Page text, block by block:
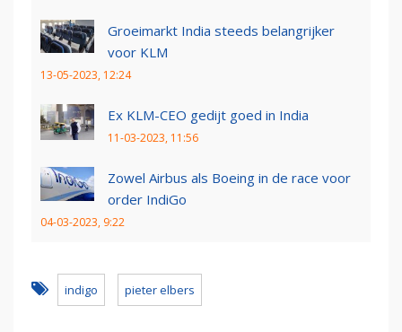
Groeimarkt India steeds belangrijker
voor KLM
13-05-2023, 12:24
Ex KLM-CEO gedijt goed in India
11-03-2023, 11:56
Zowel Airbus als Boeing in de race voor
order IndiGo
04-03-2023, 9:22
indigo pieter elbers